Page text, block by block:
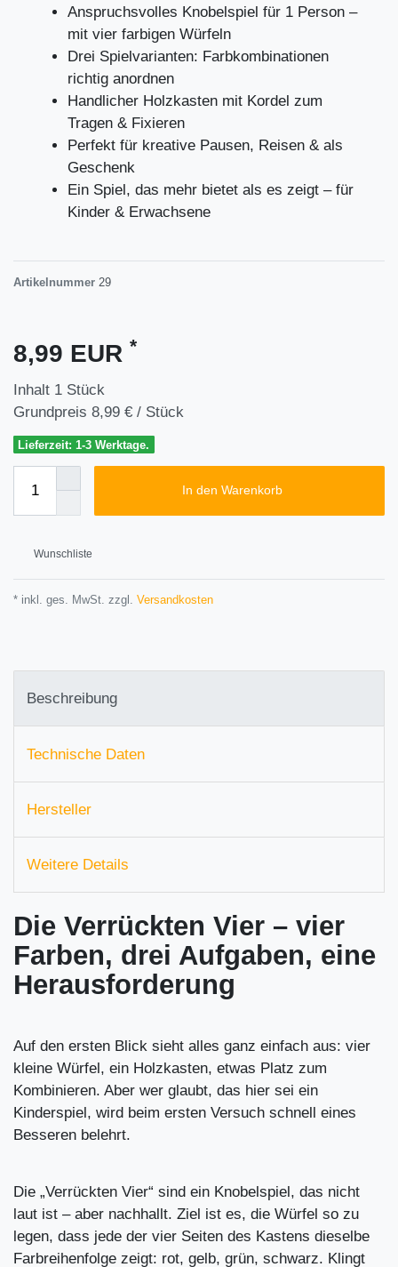
Anspruchsvolles Knobelspiel für 1 Person –
mit vier farbigen Würfeln
Drei Spielvarianten: Farbkombinationen
richtig anordnen
Handlicher Holzkasten mit Kordel zum
Tragen & Fixieren
Perfekt für kreative Pausen, Reisen & als
Geschenk
Ein Spiel, das mehr bietet als es zeigt – für
Kinder & Erwachsene
Artikelnummer 29
8,99 EUR *
Inhalt 1 Stück
Grundpreis 8,99 € / Stück
Lieferzeit: 1-3 Werktage.
In den Warenkorb
Wunschliste
* inkl. ges. MwSt. zzgl. Versandkosten
Beschreibung
Technische Daten
Hersteller
Weitere Details
Die Verrückten Vier – vier
Farben, drei Aufgaben, eine
Herausforderung
Auf den ersten Blick sieht alles ganz einfach aus: vier
kleine Würfel, ein Holzkasten, etwas Platz zum
Kombinieren. Aber wer glaubt, das hier sei ein
Kinderspiel, wird beim ersten Versuch schnell eines
Besseren belehrt.
Die „Verrückten Vier“ sind ein Knobelspiel, das nicht
laut ist – aber nachhallt. Ziel ist es, die Würfel so zu
legen, dass jede der vier Seiten des Kastens dieselbe
Farbreihenfolge zeigt: rot, gelb, grün, schwarz. Klingt